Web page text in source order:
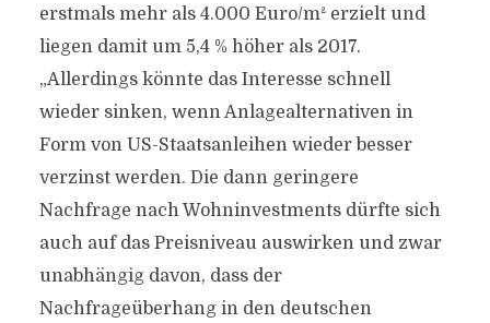
erstmals mehr als 4.000 Euro/m² erzielt und
liegen damit um 5,4 % höher als 2017.
„Allerdings könnte das Interesse schnell
wieder sinken, wenn Anlagealternativen in
Form von US-Staatsanleihen wieder besser
verzinst werden. Die dann geringere
Nachfrage nach Wohninvestments dürfte sich
auch auf das Preisniveau auswirken und zwar
unabhängig davon, dass der
Nachfrageüberhang in den deutschen